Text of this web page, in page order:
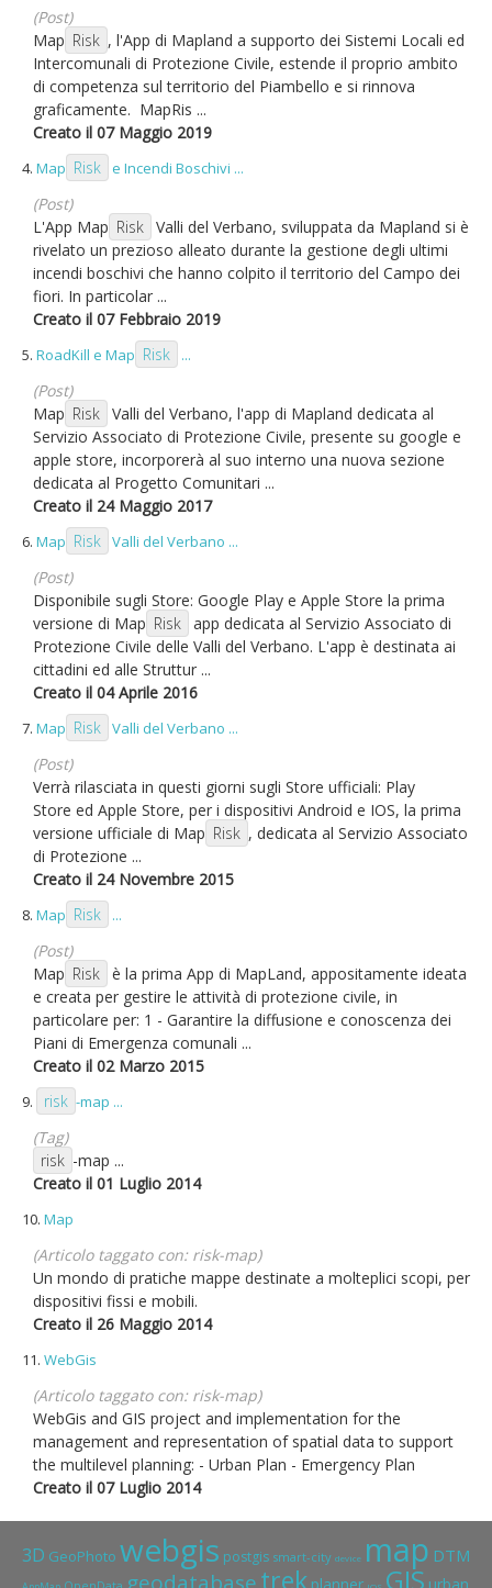
(Post)
Map Risk , l'App di Mapland a supporto dei Sistemi Locali ed
Intercomunali di Protezione Civile, estende il proprio ambito
di competenza sul territorio del Piambello e si rinnova
graficamente. MapRis ...
Creato il 07 Maggio 2019
4. Map Risk e Incendi Boschivi ...
(Post)
L'App Map Risk Valli del Verbano, sviluppata da Mapland si è
rivelato un prezioso alleato durante la gestione degli ultimi
incendi boschivi che hanno colpito il territorio del Campo dei
fiori. In particolar ...
Creato il 07 Febbraio 2019
5. RoadKill e Map Risk ...
(Post)
Map Risk Valli del Verbano, l'app di Mapland dedicata al
Servizio Associato di Protezione Civile, presente su google e
apple store, incorporerà al suo interno una nuova sezione
dedicata al Progetto Comunitari ...
Creato il 24 Maggio 2017
6. Map Risk Valli del Verbano ...
(Post)
Disponibile sugli Store: Google Play e Apple Store la prima
versione di Map Risk app dedicata al Servizio Associato di
Protezione Civile delle Valli del Verbano. L'app è destinata ai
cittadini ed alle Struttur ...
Creato il 04 Aprile 2016
7. Map Risk Valli del Verbano ...
(Post)
Verrà rilasciata in questi giorni sugli Store ufficiali: Play
Store ed Apple Store, per i dispositivi Android e IOS, la prima
versione ufficiale di Map Risk , dedicata al Servizio Associato
di Protezione ...
Creato il 24 Novembre 2015
8. Map Risk ...
(Post)
Map Risk è la prima App di MapLand, appositamente ideata
e creata per gestire le attività di protezione civile, in
particolare per: 1 - Garantire la diffusione e conoscenza dei
Piani di Emergenza comunali ...
Creato il 02 Marzo 2015
9. risk -map ...
(Tag)
risk -map ...
Creato il 01 Luglio 2014
10. Map
(Articolo taggato con: risk-map)
Un mondo di pratiche mappe destinate a molteplici scopi, per
dispositivi fissi e mobili.
Creato il 26 Maggio 2014
11. WebGis
(Articolo taggato con: risk-map)
WebGis and GIS project and implementation for the
management and representation of spatial data to support
the multilevel planning: - Urban Plan - Emergency Plan
Creato il 07 Luglio 2014
3D GeoPhoto webgis postgis smart-city device map DTM
trek GIS